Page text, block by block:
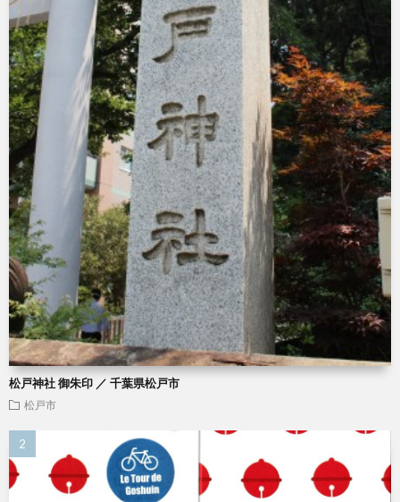
松戸神社 御朱印 ／ 千葉県松戸市
松戸市